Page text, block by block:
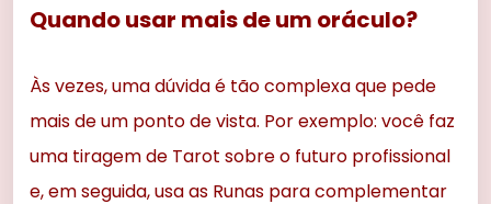
Quando usar mais de um oráculo?
Às vezes, uma dúvida é tão complexa que pede
mais de um ponto de vista. Por exemplo: você faz
uma tiragem de Tarot sobre o futuro profissional
e, em seguida, usa as Runas para complementar